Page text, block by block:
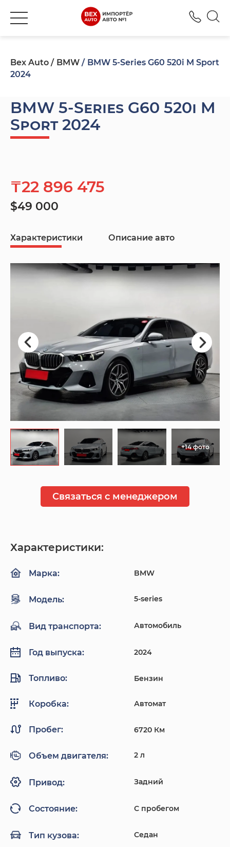
Bex Auto BMW
BMW 5-Series G60 520i M Sport
2024
BMW 5-Series G60 520i M
Sport 2024
₸22 896 475
$49 000
Характеристики Описание авто
+14 фото
Связаться с менеджером
Характеристики:
Марка: BMW
Модель: 5-series
Вид транспорта: Автомобиль
Год выпуска: 2024
Топливо: Бензин
Коробка: Автомат
Пробег: 6720 Км
Объем двигателя: 2 л
Привод: Задний
Состояние: С пробегом
Тип кузова: Седан